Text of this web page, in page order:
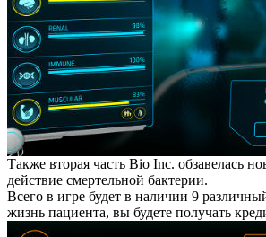
Также вторая часть Bio Inc. обзавелась
действие смертельной бактерии.
Всего в игре будет в наличии 9
жизнь пациента, вы будете получать